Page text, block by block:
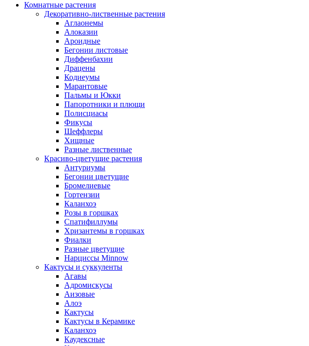
Комнатные растения
Декоративно-лиственные растения
Аглаонемы
Алоказии
Ароидные
Бегонии листовые
Диффенбахии
Драцены
Кодиеумы
Марантовые
Пальмы и Юкки
Папоротники и плющи
Полисциасы
Фикусы
Шеффлеры
Хищные
Разные лиственные
Красиво-цветущие растения
Антуриумы
Бегонии цветущие
Бромелиевые
Гортензии
Каланхоэ
Розы в горшках
Спатифиллумы
Хризантемы в горшках
Фиалки
Разные цветущие
Нарциссы Minnow
Кактусы и суккуленты
Агавы
Адромискусы
Аизовые
Алоэ
Кактусы
Кактусы в Керамике
Каланхоэ
Каудексные